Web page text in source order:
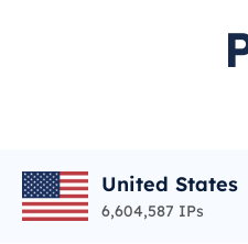
United States
6,604,587 IPs